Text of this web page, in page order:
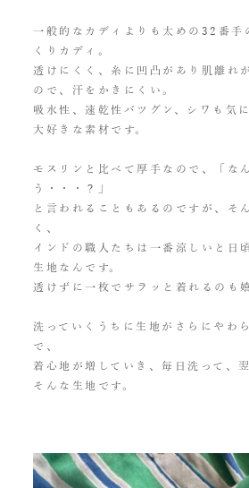
一般的なカディよりも太めの32番手
くりカディ。
透けにくく、糸に凹凸があり肌離れ
ので、汗をかきにくい。
吸水性、速乾性バツグン、シワも気
大好きな素材です。
モスリンと比べて厚手なので、「な
う・・・？」
と言われることもあるのですが、そ
く、
インドの職人たちは一番涼しいと日
生地なんです。
透けずに一枚でサラッと着れるのも
洗っていくうちに生地がさらにやわ
で、
着心地が増していき、毎日洗って、
そんな生地です。